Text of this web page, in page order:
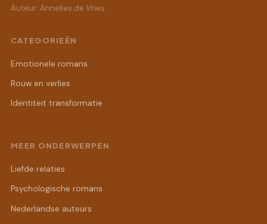
Auteur: Annelies de Vries
CATEGORIEËN
Emotionele romans
Rouw en verlies
Identiteit transformatie
MEER ONDERWERPEN
Liefde relaties
Psychologische romans
Nederlandse auteurs